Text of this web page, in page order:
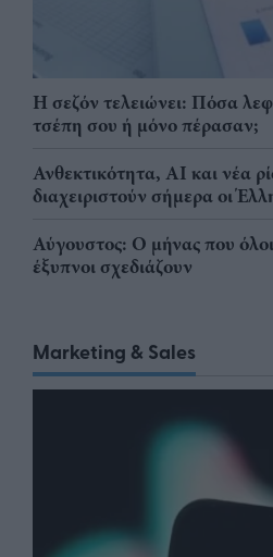
Η σεζόν τελειώνει: Πόσα
τσέπη σου ή μόνο πέρασαν;
Ανθεκτικότητα, AI και νέα
διαχειριστούν σήμερα οι
Αύγουστος: Ο μήνας που όλοι
έξυπνοι σχεδιάζουν
Marketing & Sales